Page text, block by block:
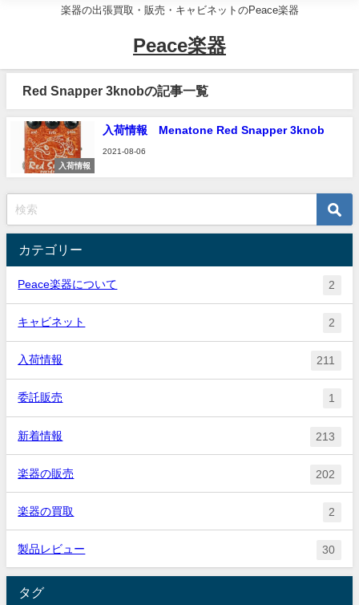
楽器の出張買取・販売・キャビネットのPeace楽器
Peace楽器
Red Snapper 3knobの記事一覧
入荷情報
入荷情報 Menatone Red Snapper 3knob
2021-08-06
カテゴリー
Peace楽器について 2
キャビネット 2
入荷情報 211
委託販売 1
新着情報 213
楽器の販売 202
楽器の買取 2
製品レビュー 30
タグ